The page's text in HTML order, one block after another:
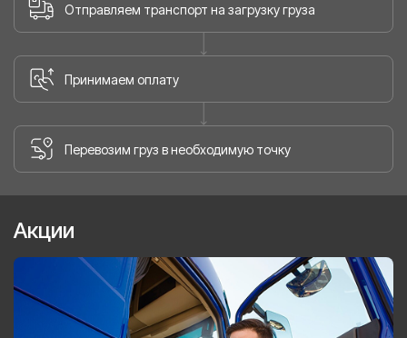
Отправляем транспорт на загрузку груза
Принимаем оплату
Перевозим груз в необходимую точку
Акции